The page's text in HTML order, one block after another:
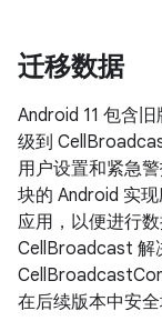
迁移数据
Android 11 包含
级到
用户设置和紧急
块的 Android 实
应用，以便进行
CellBroadcast 解
在后续版本中安全